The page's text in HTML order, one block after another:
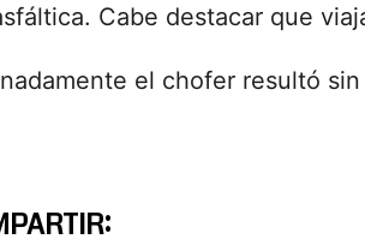
Cabe destacar que
el chofer resultó